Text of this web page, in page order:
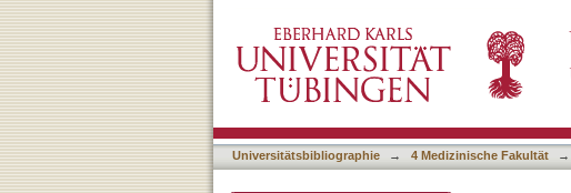
A German multicenter real-
multiple myeloma
Universitätsbibliographie → 4 Medizinische Fakultät →